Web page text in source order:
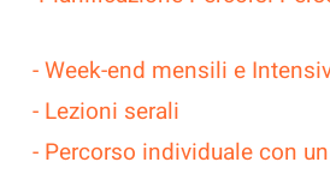
- Week-end mensili e
- Lezioni serali
- Percorso individuale con